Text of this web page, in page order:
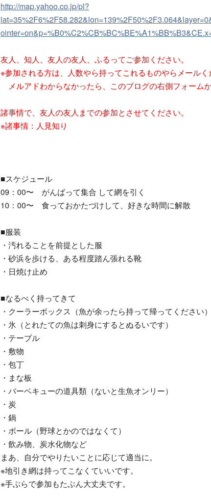
http://map.yahoo.co.jp/pl?
友人、知人、友人の友人、ふるってご参加ください。
※参加される方は、人数やら持ってこれるものやらメールく
メルアドわからなかったら、このブログの右側フォームか
諸事情で、友人の友人までの参加とさせてください。
※諸事情：人見知り
■スケジュール
09：00〜 がんばって集合 して網を引く
10：00〜 食っておかたづけして、好きな時間に解散
■服装
・汚れることを前提とした服
・砂浜を歩ける、ある程度踏ん張れる靴
・日焼け止め
■なるべく持ってきて
・クーラーボックス（魚が余ったら持って帰ってください）
・氷（とれたての魚は刺身にするとぬるいです）
・テーブル
・敷物
・包丁
・まな板
・バーベキューの道具類（ないと生魚オンリー）
・炭
・鍋
・ボール（野球とかのではなくて）
・飲み物、炭水化物など
まあ、自分でやりたいことに応じて適当に。
※地引き網は持ってこなくていいです。
※手ぶらで参加もたぶん大丈夫です。